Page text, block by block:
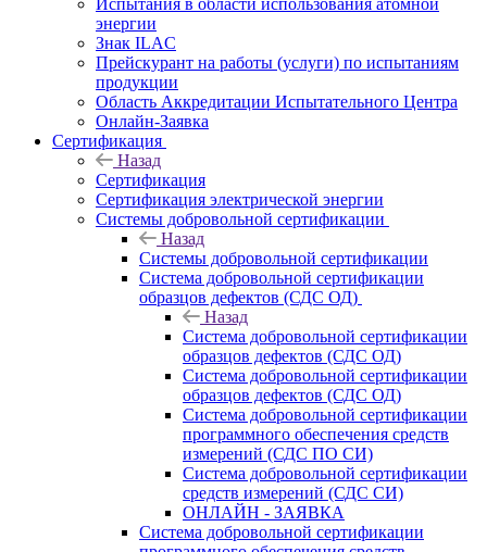
Испытания в области использования атомной
энергии
Знак ILAC
Прейскурант на работы (услуги) по испытаниям
продукции
Область Аккредитации Испытательного Центра
Онлайн-Заявка
Сертификация
Назад
Сертификация
Сертификация электрической энергии
Системы добровольной сертификации
Назад
Системы добровольной сертификации
Система добровольной сертификации
образцов дефектов (СДС ОД)
Назад
Система добровольной сертификации
образцов дефектов (СДС ОД)
Система добровольной сертификации
образцов дефектов (СДС ОД)
Система добровольной сертификации
программного обеспечения средств
измерений (СДС ПО СИ)
Система добровольной сертификации
средств измерений (СДС СИ)
ОНЛАЙН - ЗАЯВКА
Система добровольной сертификации